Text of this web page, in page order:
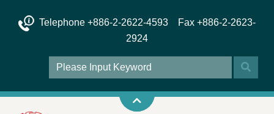
Telephone +886-2-2622-4593 Fax +886-2-2623-
2924